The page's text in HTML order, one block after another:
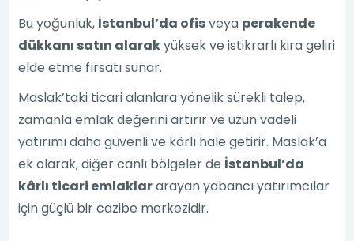
Bu yoğunluk, İstanbul’da ofisveya perakende
dükkanı satın alarakyüksek ve istikrarlı kira geliri
elde etme fırsatı sunar.
Maslak’taki ticari alanlara yönelik sürekli talep,
zamanla emlak değerini artırır ve uzun vadeli
yatırımı daha güvenli ve kârlı hale getirir. Maslak’a
ek olarak, diğer canlı bölgeler de İstanbul’da
kârlı ticari emlaklararayan yabancı yatırımcılar
için güçlü bir cazibe merkezidir.